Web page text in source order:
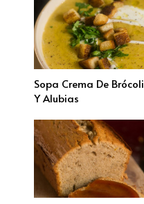
Sopa Crema De Brócoli
Y Alubias